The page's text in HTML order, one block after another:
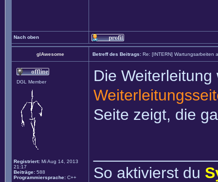
Nach oben
glAwesome Betreff des Beitrags: Re: [INTERN] Wartungsarbeiten
DGL Member
Registriert: Mi Aug 14, 2013
21:17
Beiträge: 588
Programmiersprache: C++
Die
Seite zeigt, die
So aktivierst du